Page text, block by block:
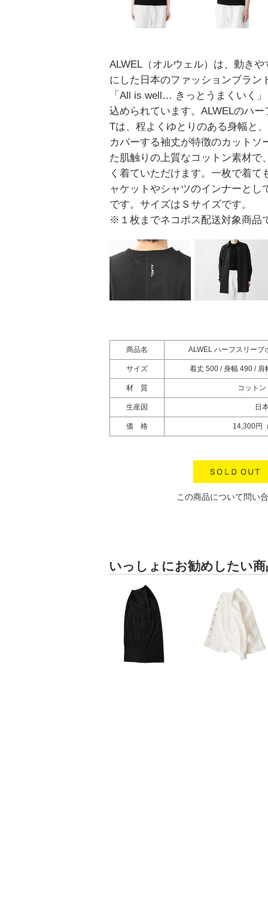
ALWEL（オルウェル）は、動き
にした日本のファッションブラン
「All is well… きっとうまくいく
込められています。ALWELのハ
Tは、程よくゆとりのある身幅と
カバーする袖丈が特徴のカットソ
た肌触りの上質なコットン素材で
く着ていただけます。一枚で着て
ャケットやシャツのインナーとし
です。サイズはＳサイズです。
※１枚までネコポス配送対象商品
商品名 ALWEL ハーフスリーブ
サイズ 着丈 500 / 身幅 490 /
材 質 コット
生産国 日
価 格 14,300円
この商品について問い
いっしょにお勧めしたい商